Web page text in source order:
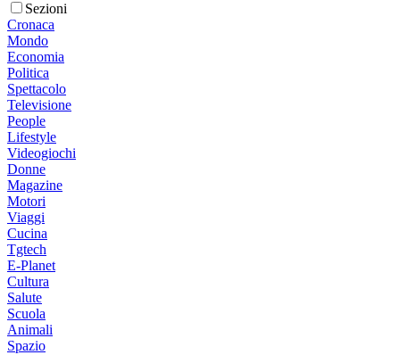
Sezioni
Cronaca
Mondo
Economia
Politica
Spettacolo
Televisione
People
Lifestyle
Videogiochi
Donne
Magazine
Motori
Viaggi
Cucina
Tgtech
E-Planet
Cultura
Salute
Scuola
Animali
Spazio